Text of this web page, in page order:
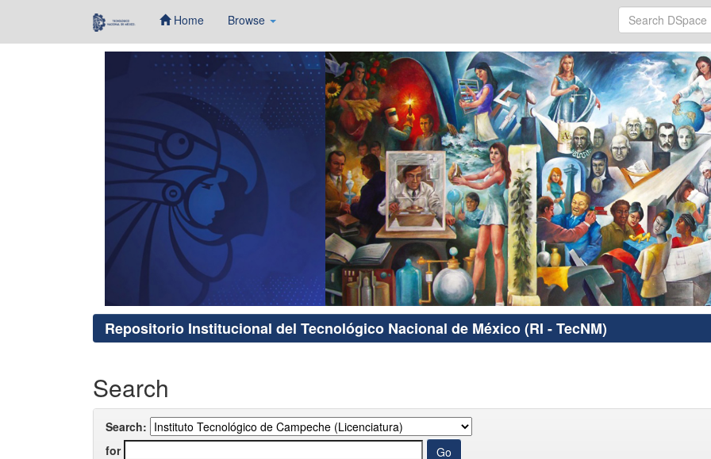
Home Browse
Repositorio Institucional del Tecnológico Nacional de México (RI - TecNM)
Search
Search:
for